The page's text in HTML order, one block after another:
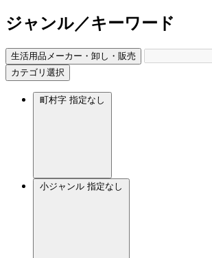
ジャンル／キーワード
生活用品メーカー・卸し・販売
カテゴリ選択
町村字 指定なし
小ジャンル 指定なし